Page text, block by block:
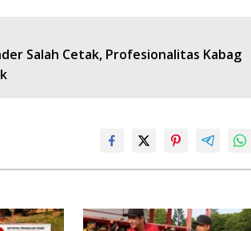
Salah Cetak, Profesionalitas Kabag